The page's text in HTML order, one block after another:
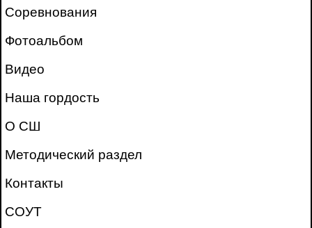
Соревнования
Фотоальбом
Видео
Наша гордость
О СШ
Методический раздел
Контакты
СОУТ